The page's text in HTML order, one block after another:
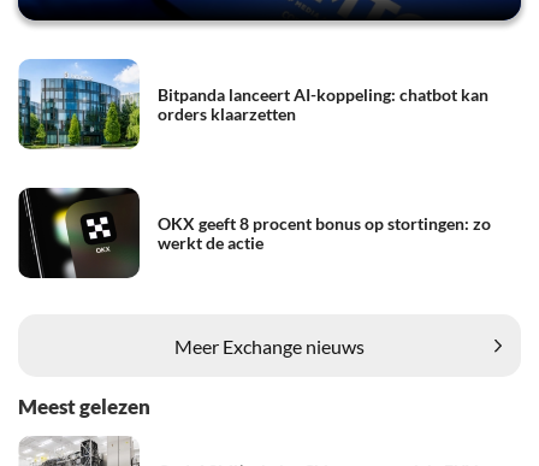
Bitpanda lanceert AI-koppeling: chatbot kan
orders klaarzetten
OKX geeft 8 procent bonus op stortingen: zo
werkt de actie
Meer Exchange nieuws
Meest gelezen